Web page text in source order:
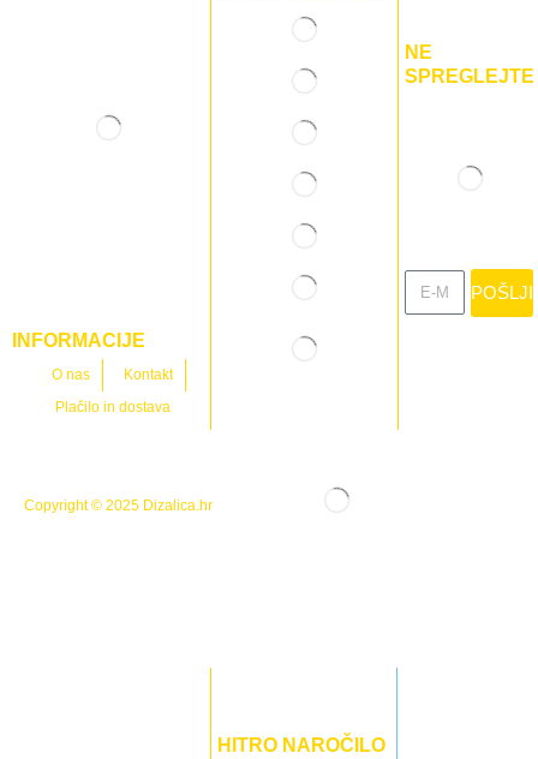
INFORMACIJE
O nas
Kontakt
Plačilo in dostava
NE
SPREGLEJTE
POŠLJI
Copyright © 2025 Dizalica.hr
HITRO NAROČILO